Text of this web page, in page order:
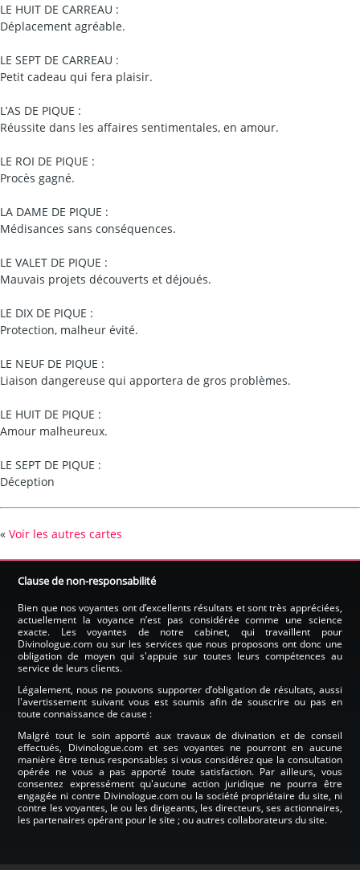
LE HUIT DE CARREAU :
Déplacement agréable.
LE SEPT DE CARREAU :
Petit cadeau qui fera plaisir.
L’AS DE PIQUE :
Réussite dans les affaires sentimentales, en amour.
LE ROI DE PIQUE :
Procès gagné.
LA DAME DE PIQUE :
Médisances sans conséquences.
LE VALET DE PIQUE :
Mauvais projets découverts et déjoués.
LE DIX DE PIQUE :
Protection, malheur évité.
LE NEUF DE PIQUE :
Liaison dangereuse qui apportera de gros problèmes.
LE HUIT DE PIQUE :
Amour malheureux.
LE SEPT DE PIQUE :
Déception
« Voir les autres cartes
Clause de non-responsabilité
Bien que nos voyantes ont d’excellents résultats et sont très appréciées,
actuellement la voyance n’est pas considérée comme une science
exacte. Les voyantes de notre cabinet, qui travaillent pour
Divinologue.com ou sur les services que nous proposons ont donc une
obligation de moyen qui s'appuie sur toutes leurs compétences au
service de leurs clients.
Légalement, nous ne pouvons supporter d’obligation de résultats, aussi
l'avertissement suivant vous est soumis afin de souscrire ou pas en
toute connaissance de cause :
Malgré tout le soin apporté aux travaux de divination et de conseil
effectués, Divinologue.com et ses voyantes ne pourront en aucune
manière être tenus responsables si vous considérez que la consultation
opérée ne vous a pas apporté toute satisfaction. Par ailleurs, vous
consentez expressément qu'aucune action juridique ne pourra être
engagée ni contre Divinologue.com ou la société propriétaire du site, ni
contre les voyantes, le ou les dirigeants, les directeurs, ses actionnaires,
les partenaires opérant pour le site ; ou autres collaborateurs du site.